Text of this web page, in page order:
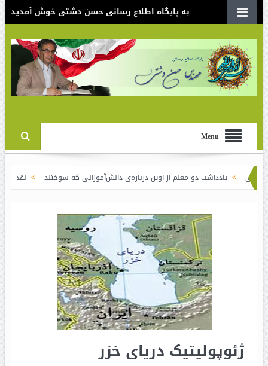
به پایگاه اطلاع رسانی حسن دشتی خوش آمدید
Menu
دو معلم از اوین درباره‌ی دانش‌آموزانی که سوختند نقدی بر سند الگوی
ژئوپولیتیک دریای خزر